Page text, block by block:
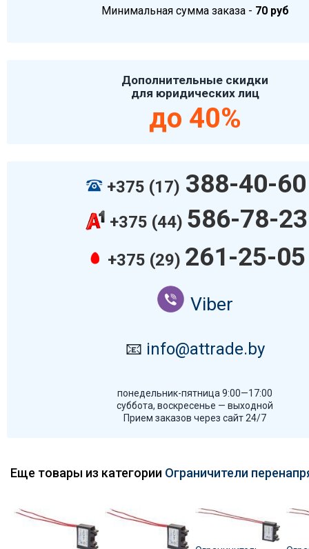
Минимальная сумма заказа - 70 руб
Дополнительные скидки
для юридических лиц
до 40%
+375 (17) 388-40-60
+375 (44) 586-78-23
+375 (29) 261-25-05
Viber
📧 info@attrade.by
понедельник-пятница 9:00—17:00
суббота, воскресенье — выходной
Прием заказов через сайт 24/7
Еще товары из категории Ограничители